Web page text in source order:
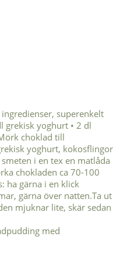
med